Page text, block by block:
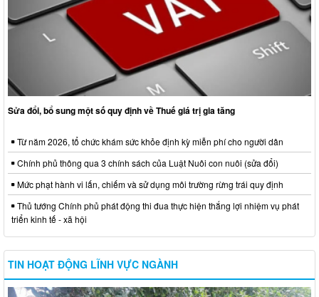
Sửa đổi, bổ sung một số quy định về Thuế giá trị gia tăng
Từ năm 2026, tổ chức khám sức khỏe định kỳ miễn phí cho người dân
Chính phủ thông qua 3 chính sách của Luật Nuôi con nuôi (sửa đổi)
Mức phạt hành vi lấn, chiếm và sử dụng môi trường rừng trái quy định
Thủ tướng Chính phủ phát động thi đua thực hiện thắng lợi nhiệm vụ phát
triển kinh tế - xã hội
TIN HOẠT ĐỘNG LĨNH VỰC NGÀNH